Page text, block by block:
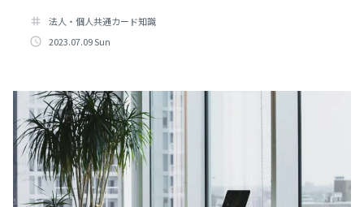
tag
法人・個人共通カード知識
access_time 2023.07.09 Sun